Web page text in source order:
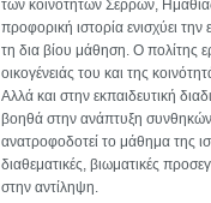
των κοινοτήτων Σερρών,
προφορική ιστορία ενισχύει
τη δια βίου μάθηση. Ο πολίτης
οικογένειάς του και της
Αλλά και στην εκπαιδευτική
βοηθά στην ανάπτυξη συνθηκών
ανατροφοδοτεί το μάθημα της
διαθεματικές, βιωματικές
στην αντίληψη.